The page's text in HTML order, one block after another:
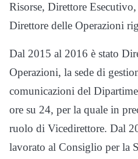
Risorse, Direttore
Direttore delle Operazioni
Dal 2015 al 2016 è stato
Operazioni, la sede di
comunicazioni del
ore su 24, per la quale in
ruolo di Vicedirettore. Dal
lavorato al Consiglio per la